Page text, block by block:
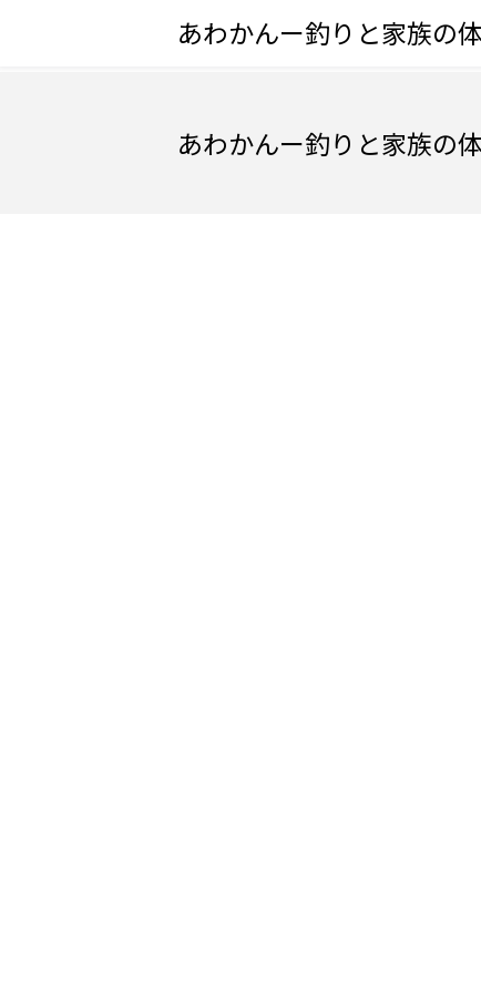
あわかんー釣りと家族の
あわかんー釣りと家族の